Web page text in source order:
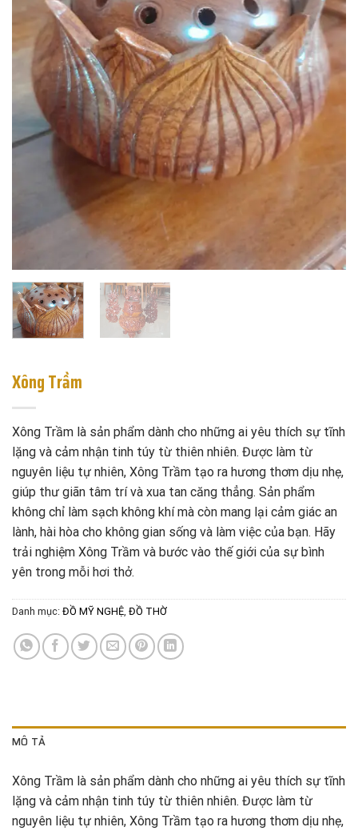
Xông Trầm
Xông Trầm là sản phẩm dành cho những ai yêu thích sự tĩnh
lặng và cảm nhận tinh túy từ thiên nhiên. Được làm từ
nguyên liệu tự nhiên, Xông Trầm tạo ra hương thơm dịu nhẹ,
giúp thư giãn tâm trí và xua tan căng thẳng. Sản phẩm
không chỉ làm sạch không khí mà còn mang lại cảm giác an
lành, hài hòa cho không gian sống và làm việc của bạn. Hãy
trải nghiệm Xông Trầm và bước vào thế giới của sự bình
yên trong mỗi hơi thở.
Danh mục: ĐỒ MỸ NGHỆ ĐỒ THỜ
MÔ TẢ
Xông Trầm là sản phẩm dành cho những ai yêu thích sự tĩnh
lặng và cảm nhận tinh túy từ thiên nhiên. Được làm từ
nguyên liệu tự nhiên, Xông Trầm tạo ra hương thơm dịu nhẹ,